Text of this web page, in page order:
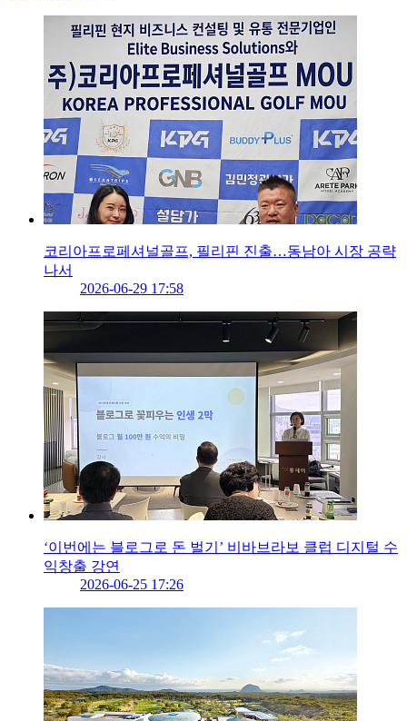
코리아프로페셔널골프, 필리핀 진출…동남아 시장 공략
나서
2026-06-29 17:58
‘이번에는 블로그로 돈 벌기’ 비바브라보 클럽 디지털 수
익창출 강연
2026-06-25 17:26